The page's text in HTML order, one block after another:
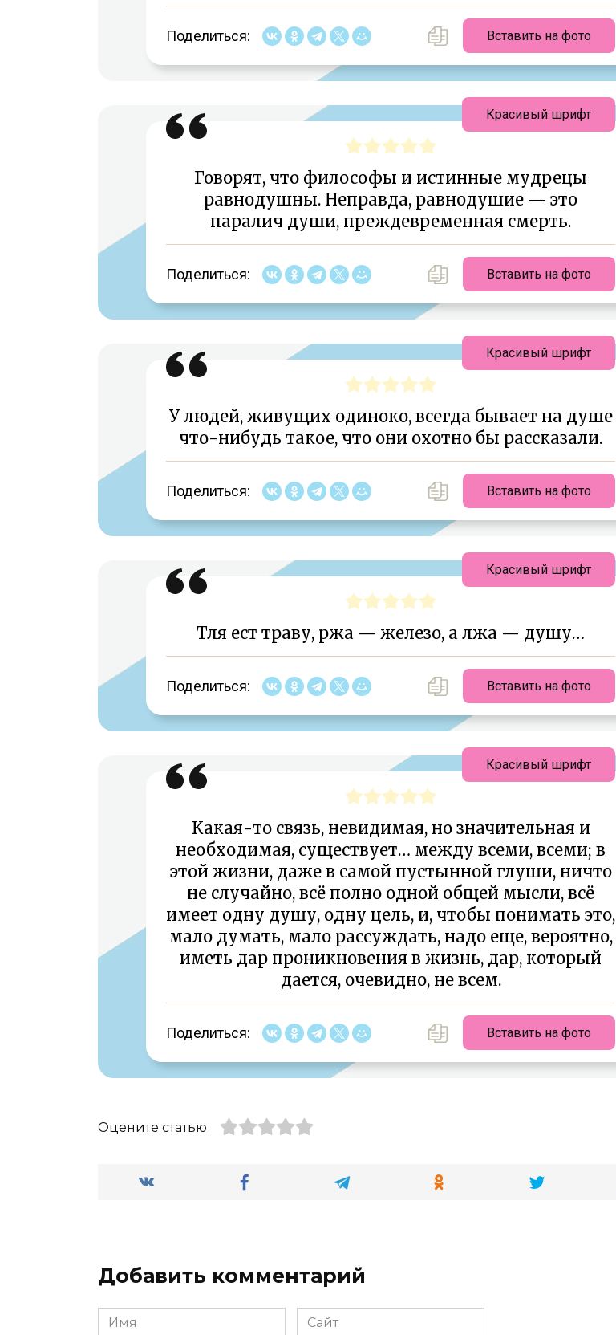
Поделиться: Вставить на фото
Говорят, что философы и истинные мудрецы
равнодушны. Неправда, равнодушие — это
паралич души, преждевременная смерть.
Поделиться: Вставить на фото
Красивый шрифт
У людей, живущих одиноко, всегда бывает на душе
что-нибудь такое, что они охотно бы рассказали.
Поделиться: Вставить на фото
Красивый шрифт
Тля ест траву, ржа — железо, а лжа — душу…
Поделиться: Вставить на фото
Красивый шрифт
Какая-то связь, невидимая, но значительная и
необходимая, существует… между всеми, всеми; в
этой жизни, даже в самой пустынной глуши, ничто
не случайно, всё полно одной общей мысли, всё
имеет одну душу, одну цель, и, чтобы понимать это,
мало думать, мало рассуждать, надо еще, вероятно,
иметь дар проникновения в жизнь, дар, который
дается, очевидно, не всем.
Поделиться: Вставить на фото
Красивый шрифт
Оцените статью
Добавить комментарий
Имя
Сайт